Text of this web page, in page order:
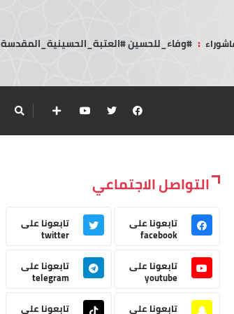
: #وفاء_للحسين #العتبة_الحسينية_المقدسة
التواصل الاجتماعي
تابعونا على
facebook
تابعونا على
twitter
تابعونا على
youtube
تابعونا على
telegram
تابعونا على
تابعونا على